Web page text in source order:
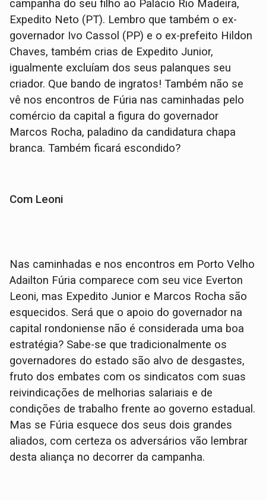
campanha do seu filho ao Palácio Rio Madeira,
Expedito Neto (PT). Lembro que também o ex-
governador Ivo Cassol (PP) e o ex-prefeito Hildon
Chaves, também crias de Expedito Junior,
igualmente excluíam dos seus palanques seu
criador. Que bando de ingratos! Também não se
vê nos encontros de Fúria nas caminhadas pelo
comércio da capital a figura do governador
Marcos Rocha, paladino da candidatura chapa
branca. Também ficará escondido?
Com Leoni
Nas caminhadas e nos encontros em Porto Velho
Adailton Fúria comparece com seu vice Everton
Leoni, mas Expedito Junior e Marcos Rocha são
esquecidos. Será que o apoio do governador na
capital rondoniense não é considerada uma boa
estratégia? Sabe-se que tradicionalmente os
governadores do estado são alvo de desgastes,
fruto dos embates com os sindicatos com suas
reivindicações de melhorias salariais e de
condições de trabalho frente ao governo estadual.
Mas se Fúria esquece dos seus dois grandes
aliados, com certeza os adversários vão lembrar
desta aliança no decorrer da campanha.